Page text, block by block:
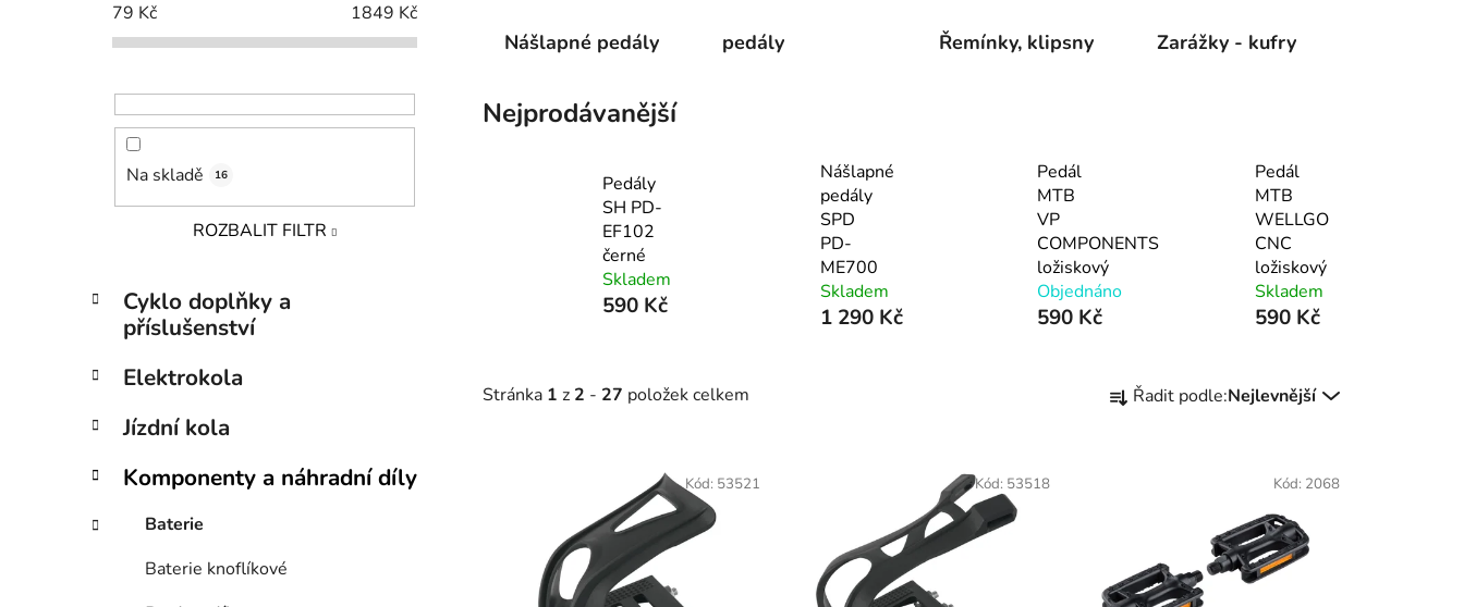
l
79 Kč 1849 Kč
Na skladě 16
ROZBALIT FILTR
Přeskočit
kategorie
K
a
g
r
e
Cyklo doplňky a
příslušenství
Elektrokola
Jízdní kola
Komponenty a náhradní díly
Baterie
Baterie knoflíkové
Nášlapné pedály pedály Řemínky, klipsny Zarážky - kufry
Nejprodávanější
Pedály
SH PD-
EF102
černé
Skladem
590 Kč
Nášlapné
pedály
SPD
PD-
ME700
Skladem
1 290 Kč
Pedál
MTB
VP
COMPONENTS
ložiskový
Objednáno
590 Kč
Pedál
MTB
WELLGO
CNC
ložiskový
Skladem
590 Kč
Stránka 1 z 2 - 27 položek celkem
a
r
Řadit podle:Nejlevnější
Kód: 53521 Kód: 53518 Kód: 2068